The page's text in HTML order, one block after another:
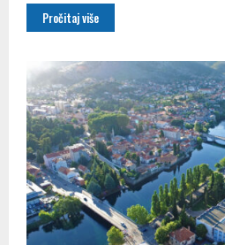
Pročitaj više